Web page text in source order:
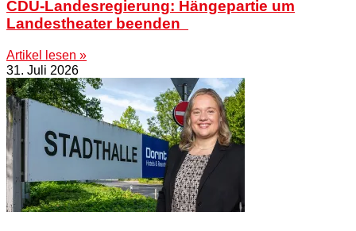
CDU-Landesregierung: Hängepartie um
Landestheater beenden
Artikel lesen »
31. Juli 2026